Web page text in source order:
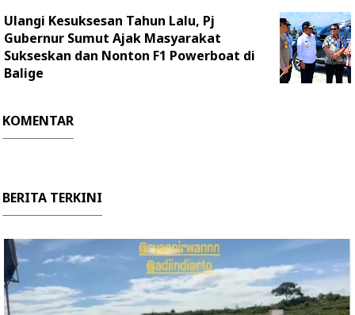
Ulangi Kesuksesan Tahun Lalu, Pj
Gubernur Sumut Ajak Masyarakat
Sukseskan dan Nonton F1 Powerboat di
Balige
KOMENTAR
BERITA TERKINI